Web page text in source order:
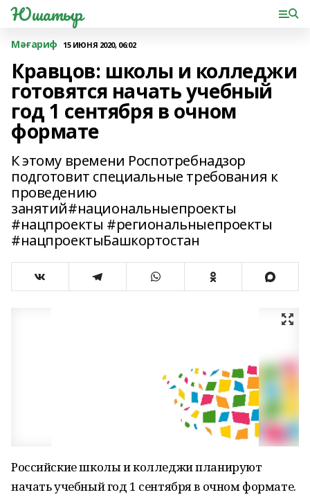
Юшатыр
Мәғариф 15 ИЮНЯ 2020, 06:02
Кравцов: школы и колледжи
готовятся начать учебный
год 1 сентября в очном
формате
К этому времени Роспотребнадзор
подготовит специальные требования к
проведению
занятий#национальныепроекты
#нацпроекты #региональныепроекты
#нацпроектыБашкортостан
Российские школы и колледжи планируют
начать учебный год 1 сентября в очном формате.